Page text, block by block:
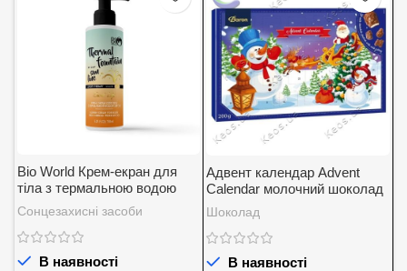
Bio World Крем-екран для
тіла з термальною водою
SPF 30
Сонцезахисні засоби
В наявності
Адвент календар Advent
Calendar молочний шоколад
із вершковою начинкою
Baron 200 г.
Шоколад
В наявності